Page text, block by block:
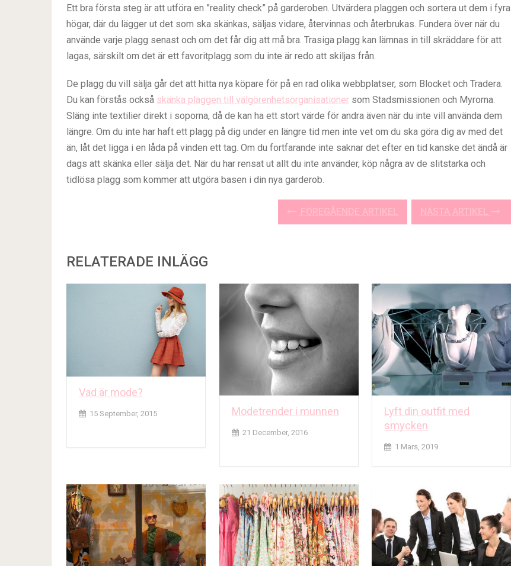
Ett bra första steg är att utföra en ”reality check” på garderoben. Utvärdera plaggen och sortera ut dem i fyra
högar, där du lägger ut det som ska skänkas, säljas vidare, återvinnas och återbrukas. Fundera över när du
använde varje plagg senast och om det får dig att må bra. Trasiga plagg kan lämnas in till skräddare för att
lagas, särskilt om det är ett favoritplagg som du inte är redo att skiljas från.
De plagg du vill sälja går det att hitta nya köpare för på en rad olika webbplatser, som Blocket och Tradera.
Du kan förstås också skänka plaggen till välgörenhetsorganisationer som Stadsmissionen och Myrorna.
Släng inte textilier direkt i soporna, då de kan ha ett stort värde för andra även när du inte vill använda dem
längre. Om du inte har haft ett plagg på dig under en längre tid men inte vet om du ska göra dig av med det
än, låt det ligga i en låda på vinden ett tag. Om du fortfarande inte saknar det efter en tid kanske det ändå är
dags att skänka eller sälja det. När du har rensat ut allt du inte använder, köp några av de slitstarka och
tidlösa plagg som kommer att utgöra basen i din nya garderob.
FÖREGÅENDE ARTIKEL NÄSTA ARTIKEL
RELATERADE INLÄGG
Vad är mode?
15 September, 2015 Modetrender i munnen
21 December, 2016
Lyft din outfit med
smycken
1 Mars, 2019